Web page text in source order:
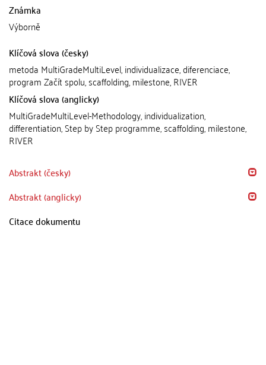
Známka
Výborně
Klíčová slova (česky)
metoda MultiGradeMultiLevel, individualizace, diferenciace,
program Začít spolu, scaffolding, milestone, RIVER
Klíčová slova (anglicky)
MultiGradeMultiLevel-Methodology, individualization,
differentiation, Step by Step programme, scaffolding, milestone,
RIVER
Abstrakt (česky)
Abstrakt (anglicky)
Citace dokumentu